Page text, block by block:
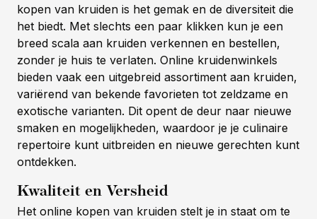
kopen van kruiden is het gemak en de diversiteit die
het biedt. Met slechts een paar klikken kun je een
breed scala aan kruiden verkennen en bestellen,
zonder je huis te verlaten. Online kruidenwinkels
bieden vaak een uitgebreid assortiment aan kruiden,
variërend van bekende favorieten tot zeldzame en
exotische varianten. Dit opent de deur naar nieuwe
smaken en mogelijkheden, waardoor je je culinaire
repertoire kunt uitbreiden en nieuwe gerechten kunt
ontdekken.
Kwaliteit en Versheid
Het online kopen van kruiden stelt je in staat om te